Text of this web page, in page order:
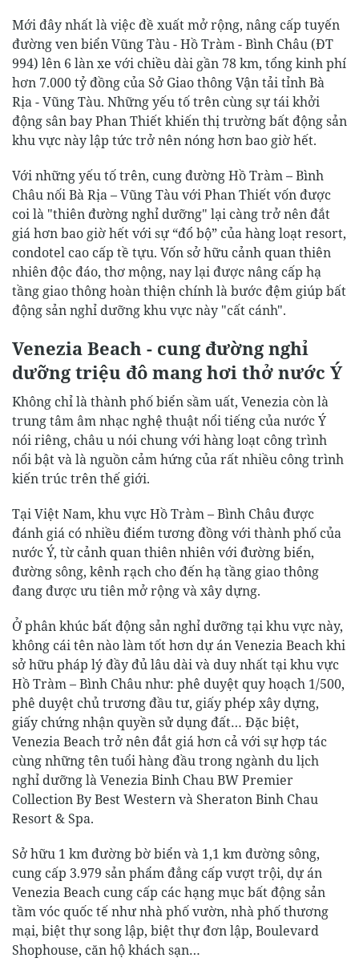
Mới đây nhất là việc đề xuất mở rộng, nâng cấp tuyến
đường ven biển Vũng Tàu - Hồ Tràm - Bình Châu (ĐT
994) lên 6 làn xe với chiều dài gần 78 km, tổng kinh phí
hơn 7.000 tỷ đồng của Sở Giao thông Vận tải tỉnh Bà
Rịa - Vũng Tàu. Những yếu tố trên cùng sự tái khởi
động sân bay Phan Thiết khiến thị trường bất động sản
khu vực này lập tức trở nên nóng hơn bao giờ hết.
Với những yếu tố trên, cung đường Hồ Tràm – Bình
Châu nối Bà Rịa – Vũng Tàu với Phan Thiết vốn được
coi là "thiên đường nghỉ dưỡng" lại càng trở nên đắt
giá hơn bao giờ hết với sự “đổ bộ” của hàng loạt resort,
condotel cao cấp tề tựu. Vốn sở hữu cảnh quan thiên
nhiên độc đáo, thơ mộng, nay lại được nâng cấp hạ
tầng giao thông hoàn thiện chính là bước đệm giúp bất
động sản nghỉ dưỡng khu vực này "cất cánh".
Venezia Beach - cung đường nghỉ
dưỡng triệu đô mang hơi thở nước Ý
Không chỉ là thành phố biển sầm uất, Venezia còn là
trung tâm âm nhạc nghệ thuật nổi tiếng của nước Ý
nói riêng, châu u nói chung với hàng loạt công trình
nổi bật và là nguồn cảm hứng của rất nhiều công trình
kiến trúc trên thế giới.
Tại Việt Nam, khu vực Hồ Tràm – Bình Châu được
đánh giá có nhiều điểm tương đồng với thành phố của
nước Ý, từ cảnh quan thiên nhiên với đường biển,
đường sông, kênh rạch cho đến hạ tầng giao thông
đang được ưu tiên mở rộng và xây dựng.
Ở phân khúc bất động sản nghỉ dưỡng tại khu vực này,
không cái tên nào làm tốt hơn dự án Venezia Beach khi
sở hữu pháp lý đầy đủ lâu dài và duy nhất tại khu vực
Hồ Tràm – Bình Châu như: phê duyệt quy hoạch 1/500,
phê duyệt chủ trương đầu tư, giấy phép xây dựng,
giấy chứng nhận quyền sử dụng đất… Đặc biệt,
Venezia Beach trở nên đắt giá hơn cả với sự hợp tác
cùng những tên tuổi hàng đầu trong ngành du lịch
nghỉ dưỡng là Venezia Binh Chau BW Premier
Collection By Best Western và Sheraton Binh Chau
Resort & Spa.
Sở hữu 1 km đường bờ biển và 1,1 km đường sông,
cung cấp 3.979 sản phẩm đẳng cấp vượt trội, dự án
Venezia Beach cung cấp các hạng mục bất động sản
tầm vóc quốc tế như nhà phố vườn, nhà phố thương
mại, biệt thự song lập, biệt thự đơn lập, Boulevard
Shophouse, căn hộ khách sạn…